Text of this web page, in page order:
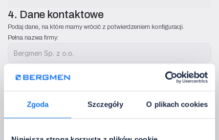
Zgoda Szczegóły O plikach cookies
4. Dane kontaktowe
Podaj dane, na które mamy wrócić z potwierdzeniem konfiguracji.
Pełna nazwa firmy: